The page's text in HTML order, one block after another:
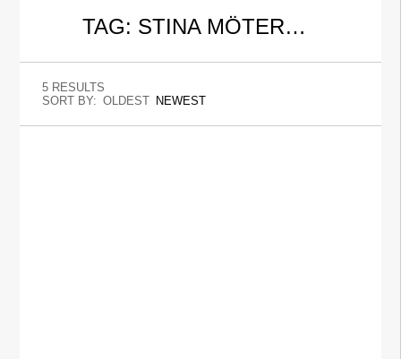
TAG: STINA MÖTER…
5 RESULTS
SORT BY: OLDEST NEWEST